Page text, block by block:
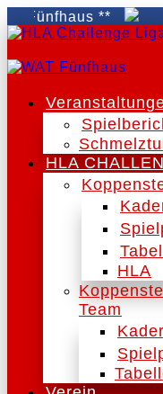
**
HLA
HLA
Team
Kader